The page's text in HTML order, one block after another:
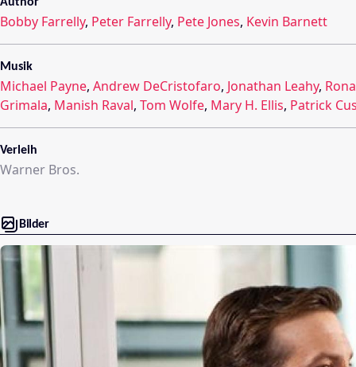
Bobby Farrelly, Peter Farrelly, Pete Jones, Kevin Barnett
Musik
Michael Payne, Andrew DeCristofaro, Jonathan Leahy,
Grimala, Manish Raval, Tom Wolfe, Mary H. Ellis, Patrick
Verleih
Warner Bros.
Bilder